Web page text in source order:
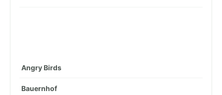
Angry Birds
Bauernhof